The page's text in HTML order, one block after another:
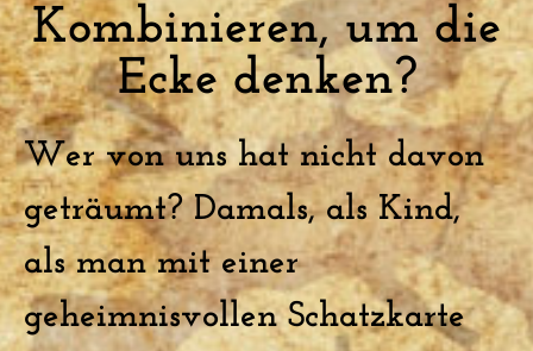
Kombinieren, um die
Ecke denken?
Wer von uns hat nicht davon
geträumt? Damals, als Kind,
als man mit einer
geheimnisvollen Schatzkarte